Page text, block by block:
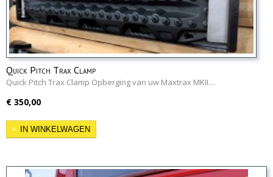
Quick Pitch Trax Clamp
Quick Pitch Trax Clamp Opberging van uw Maxtrax MKII…
€ 350,00
IN WINKELWAGEN